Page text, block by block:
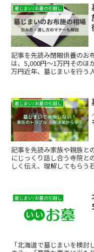
墓じまい/お墓の引越し
記事を先読み閉眼供養のお
は、5,000円～1万円そのほ
万円近年、墓じまいを行う
墓じまい/お墓の引越し
記事を先読み家族や親族と
にじっくり話し合う寺院と
しく伝え、理解してもらう
墓じまい/お墓の引越し
「北海道で墓じまいを検